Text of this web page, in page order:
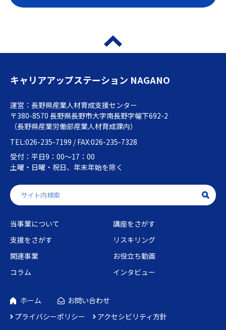
キャリアアップステーション NAGANO
運営：長野県産業人材育成支援センター
〒380-8570 長野県長野市大字南長野字幅下692-2
（長野県産業労働部産業人材育成課内）
TEL:026-235-7199 / FAX:026-235-7328
受付：平日9：00～17：00
土曜・日曜・祝日、年末年始を除く
当事業について
講座をさがす
支援をさがす
リスキリング
関連事業
お役立ち動画
コラム
インタビュー
ホーム
お問い合わせ
プライバシーポリシー
アクセシビリティ方針